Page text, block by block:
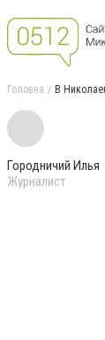
Головна В
Городничий Илья
Журналист